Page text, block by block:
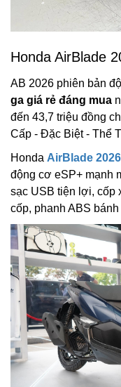
Honda AirBlade
AB 2026 phiên bản
ga giá rẻ đáng mua
đến 43,7 triệu đồng
Cấp - Đặc Biệt - Thể
Honda AirBlade 2026
động cơ eSP+ mạnh
sạc USB tiện lợi, cốp
cốp, phanh ABS bánh